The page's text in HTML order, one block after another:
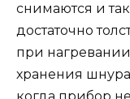
снимаются и
достаточно
при
хранения